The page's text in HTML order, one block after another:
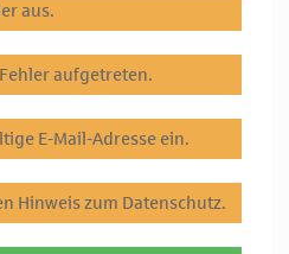
aus.
aufgetreten.
E-Mail-Adresse ein.
Hinweis zum Datenschutz.